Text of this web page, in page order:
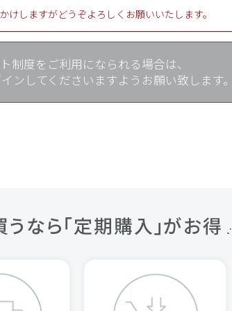
けしますがどうぞよろしくお願いいたします。
制度をご利用になられる場合は、
ンしてくださいますようお願い致します